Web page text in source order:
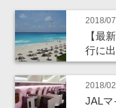
2018/
【最
行に
2018/
JALマ